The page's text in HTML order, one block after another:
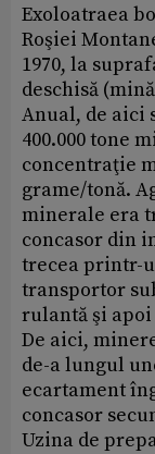
Exoloatraea
Roşiei
1970, la
deschisă
Anual, de aici
400.000 tone
concentraţie
grame/tonă.
minerale era
concasor din
trecea printr-
transportor
rulantă şi
De aici,
de-a lungul
ecartament
concasor
Uzina de